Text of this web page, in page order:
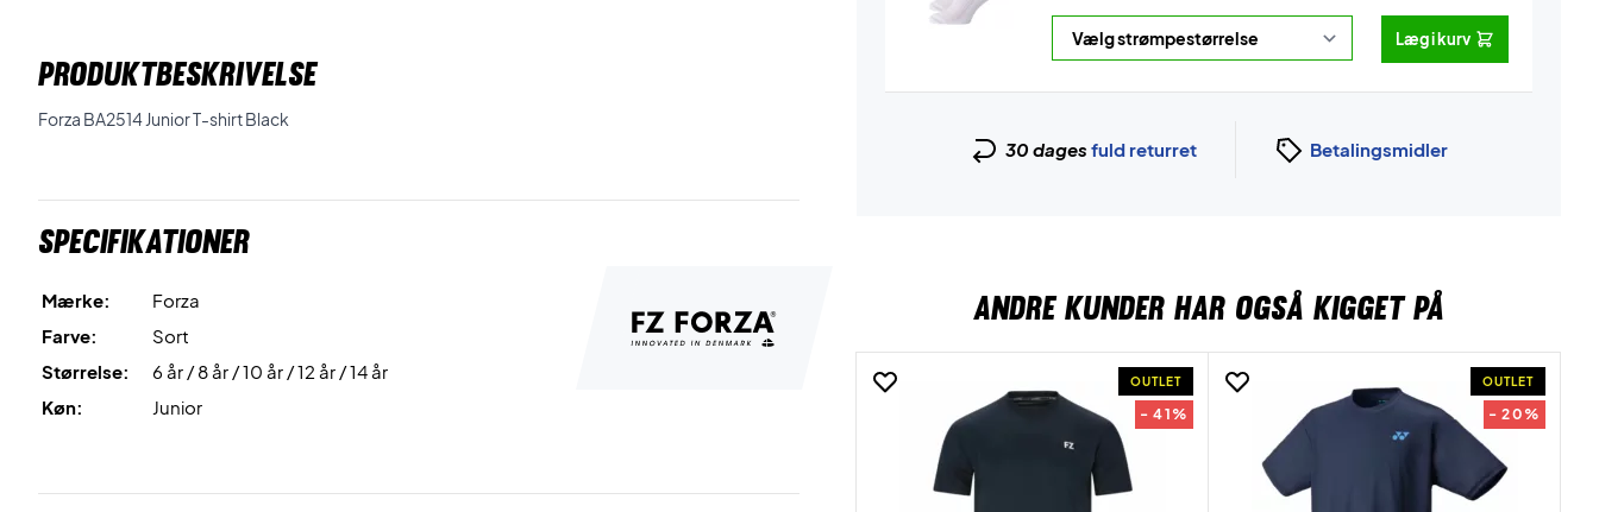
PRODUKTBESKRIVELSE
Forza BA2514 Junior T-shirt Black
Specifikationer
Mærke:
Forza
Farve:
Sort
Størrelse:
6 år / 8 år / 10 år / 12 år / 14 år
Køn:
Junior
Læg i kurv
30 dages fuld returret Betalingsmidler
ANDRE KUNDER HAR OGSÅ KIGGET PÅ
OUTLET
- 41%
OUTLET
- 20%